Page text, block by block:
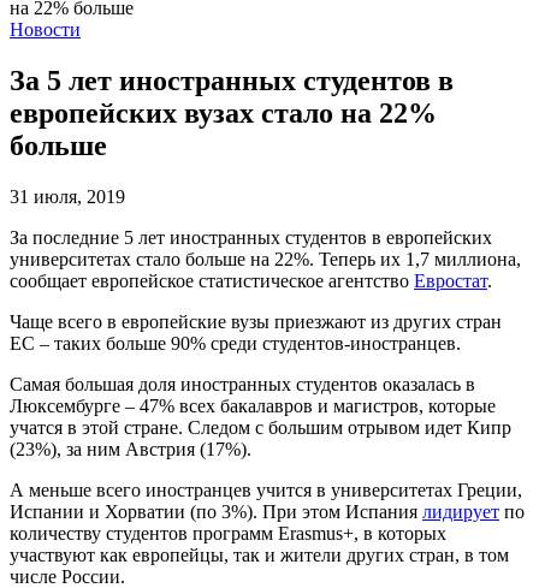
Новости
За 5 лет иностранных студентов в
европейских вузах стало на 22%
больше
31 июля, 2019
За последние 5 лет иностранных студентов в европейских
университетах стало больше на 22%. Теперь их 1,7 миллиона,
сообщает европейское статистическое агентство Евростат.
Чаще всего в европейские вузы приезжают из других стран
ЕС – таких больше 90% среди студентов-иностранцев.
Самая большая доля иностранных студентов оказалась в
Люксембурге – 47% всех бакалавров и магистров, которые
учатся в этой стране. Следом с большим отрывом идет Кипр
(23%), за ним Австрия (17%).
А меньше всего иностранцев учится в университетах Греции,
Испании и Хорватии (по 3%). При этом Испания лидирует по
количеству студентов программ Erasmus+, в которых
участвуют как европейцы, так и жители других стран, в том
числе России.